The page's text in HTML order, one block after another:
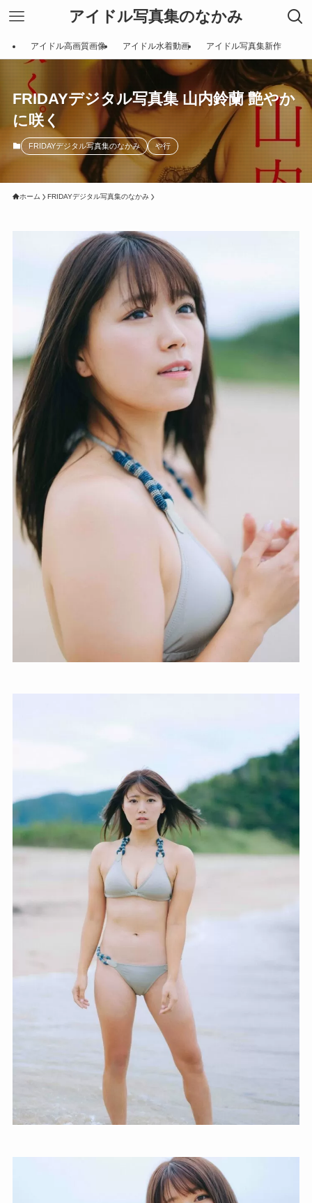
アイドル写真集のなかみ
アイドル高画質画像 アイドル水着動画 アイドル写真集新作
FRIDAYデジタル写真集 山内鈴蘭 艶やか
に咲く
FRIDAYデジタル写真集のなかみ や行
ホーム FRIDAYデジタル写真集のなかみ